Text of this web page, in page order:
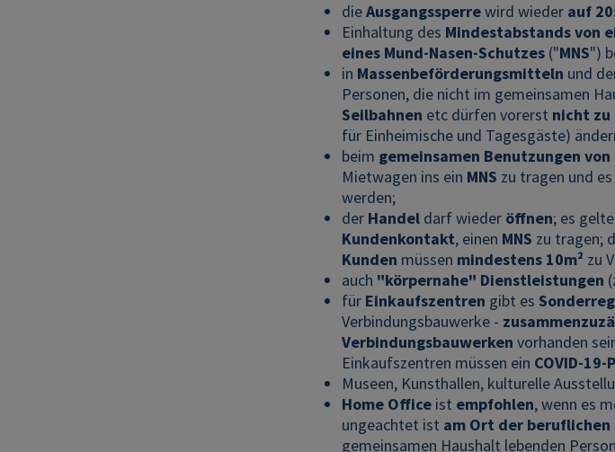
dieAusgangssperrewird wieder auf
Einhaltung des Mindestabstands von
eines Mund-Nasen-Schutzes ("MNS")
in Massenbeförderungsmitteln und
Personen, die nicht im gemeinsamen
Seilbahnen etc dürfen vorerst nicht zu
für Einheimische und Tagesgäste)
beim gemeinsamen Benutzungen
Mietwagen ins ein MNS zu tragen und
werden;
der Handel darf wieder öffnen; es
Kundenkontakt, einen MNS zu tragen;
Kunden müssen mindestens 10m² zu
auch "körpernahe" Dienstleistungen
für Einkaufszentren gibt es
Verbindungsbauwerke -
Verbindungsbauwerken vorhanden
Einkaufszentren müssen ein COVID-
Museen, Kunsthallen, kulturelle
Home Office ist empfohlen, wenn es
ungeachtet ist am Ort der
gemeinsamen Haushalt lebenden